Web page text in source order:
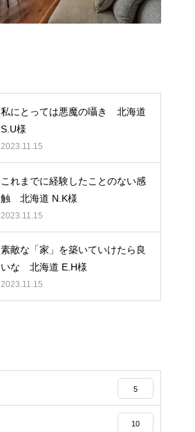
私にとっては悪魔の囁き 北海道
S.U様
2023.11.15
これまでに経験したことのない感
触 北海道 N.K様
2023.11.15
素敵な「家」を築いていけたら良
いな 北海道 E.H様
2023.11.15
5
10